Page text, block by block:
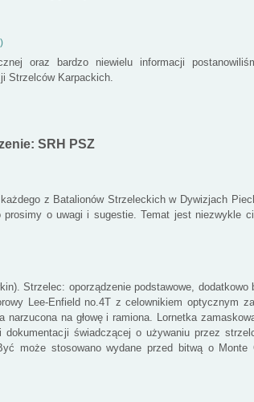
oraz bardzo niewielu informacji
Strzelców Karpackich.
SRH PSZ
z Batalionów Strzeleckich w Dywizjach
o uwagi i sugestie. Temat jest niezwykle
Strzelec: oporządzenie podstawowe, dodatkowo
Lee-Enfield no.4T z celownikiem optycznym
na głowę i ramiona. Lornetka
świadczącej o używaniu przez
może stosowano wydane przed bitwą o Monte